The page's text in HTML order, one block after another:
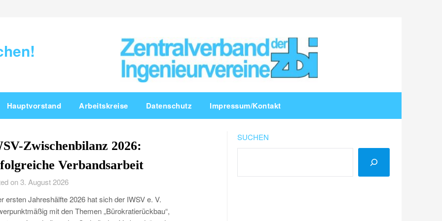
Hauptvorstand Arbeitskreise Datenschutz Impressum/Kontakt
Zwischenbilanz 2026:
Verbandsarbeit
on 3. August 2026
ersten Jahreshälfte 2026 hat sich der IWSV e. V.
mit den Themen „Bürokratierückbau“,
SUCHEN